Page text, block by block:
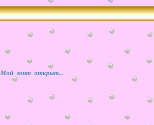
Мой зонт открыт...